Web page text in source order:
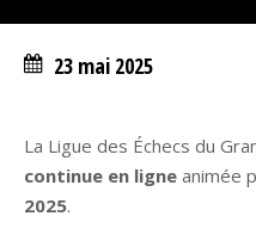
23 mai 2025
La Ligue des Échecs du
continue en ligne animée
2025.